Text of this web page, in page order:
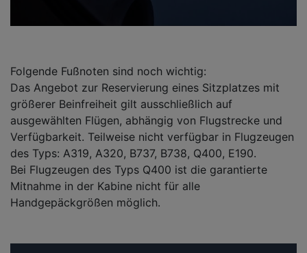
Folgende Fußnoten sind noch wichtig:
Das Angebot zur Reservierung eines Sitzplatzes mit
größerer Beinfreiheit gilt ausschließlich auf
ausgewählten Flügen, abhängig von Flugstrecke und
Verfügbarkeit. Teilweise nicht verfügbar in Flugzeugen
des Typs: A319, A320, B737, B738, Q400, E190.
Bei Flugzeugen des Typs Q400 ist die garantierte
Mitnahme in der Kabine nicht für alle
Handgepäckgrößen möglich.